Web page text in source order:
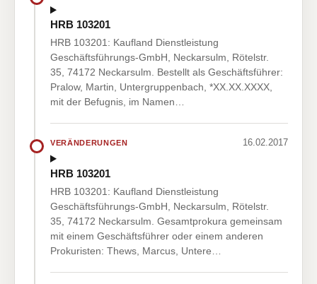
HRB 103201
HRB 103201: Kaufland Dienstleistung
Geschäftsführungs-GmbH, Neckarsulm, Rötelstr.
35, 74172 Neckarsulm. Bestellt als Geschäftsführer:
Pralow, Martin, Untergruppenbach, *XX.XX.XXXX,
mit der Befugnis, im Namen…
VERÄNDERUNGEN 16.02.2017
HRB 103201
HRB 103201: Kaufland Dienstleistung
Geschäftsführungs-GmbH, Neckarsulm, Rötelstr.
35, 74172 Neckarsulm. Gesamtprokura gemeinsam
mit einem Geschäftsführer oder einem anderen
Prokuristen: Thews, Marcus, Untere…